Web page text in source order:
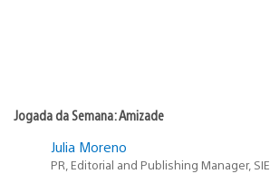
Jogada da Semana: Amizade
Julia Moreno
PR, Editorial and Publishing Manager, SIE